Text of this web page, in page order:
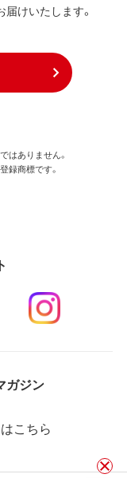
けいたします。
はありません。
録商標です。
ガジン
こちら